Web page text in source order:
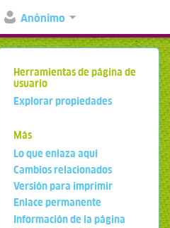
Anónimo
Herramientas de página de
usuario
Explorar propiedades
Más
Lo que enlaza aquí
Cambios relacionados
Versión para imprimir
Enlace permanente
Información de la página